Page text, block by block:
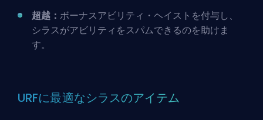
超越： ボーナスアビリティ・ヘイストを付与し、
シラスがアビリティをスパムできるのを助けま
す。
URFに最適なシラスのアイテム